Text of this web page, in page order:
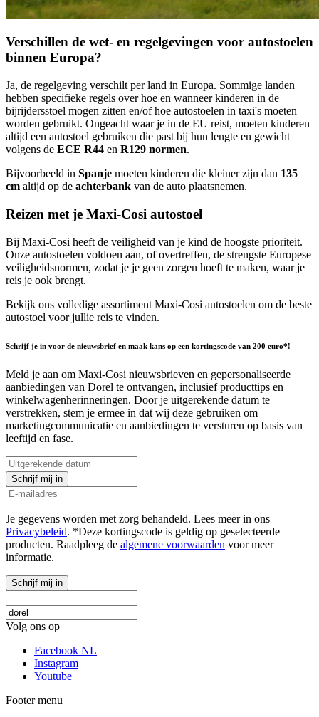
Verschillen de wet- en regelgevingen voor autostoelen
binnen Europa?
Ja, de regelgeving verschilt per land in Europa. Sommige landen
hebben specifieke regels over hoe en wanneer kinderen in de
bijrijdersstoel mogen zitten en/of hoe autostoelen in taxi's moeten
worden gebruikt. Ongeacht waar je in de EU reist, moeten kinderen
altijd een autostoel gebruiken die past bij hun lengte en gewicht
volgens de ECE R44 en R129 normen.
Bijvoorbeeld in Spanje moeten kinderen die kleiner zijn dan 135
cm altijd op de achterbank van de auto plaatsnemen.
Reizen met je Maxi-Cosi autostoel
Bij Maxi-Cosi heeft de veiligheid van je kind de hoogste prioriteit.
Onze autostoelen voldoen aan, of overtreffen, de strengste Europese
veiligheidsnormen, zodat je je geen zorgen hoeft te maken, waar je
reis je ook brengt.
Bekijk ons volledige assortiment Maxi-Cosi autostoelen om de beste
autostoel voor jullie reis te vinden.
Schrijf je in voor de nieuwsbrief en maak kans op een kortingscode van 200 euro*!
Meld je aan om Maxi-Cosi nieuwsbrieven en gepersonaliseerde
aanbiedingen van Dorel te ontvangen, inclusief producttips en
winkelwagenherinneringen. Door je uitgerekende datum te
verstrekken, stem je ermee in dat wij deze gebruiken om
marketingcommunicatie en aanbiedingen te versturen op basis van
leeftijd en fase.
Schrijf mij in
Je gegevens worden met zorg behandeld. Lees meer in ons
Privacybeleid. *Deze kortingscode is geldig op geselecteerde
producten. Raadpleeg de algemene voorwaarden voor meer
informatie.
Schrijf mij in
Volg ons op
Facebook NL
Instagram
Youtube
Footer menu